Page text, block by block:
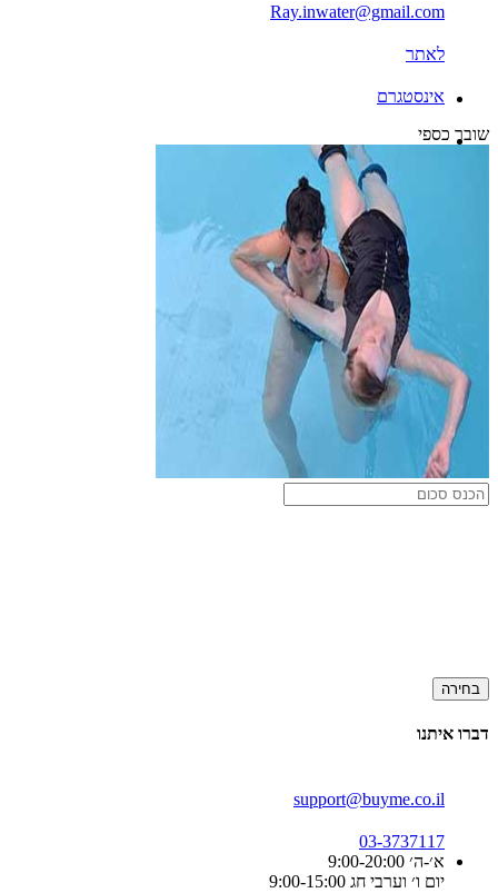
Ray.inwater@gmail.com
לאתר
אינסטגרם
שובר כספי
בחירה
דברו איתנו
support@buyme.co.il
03-3737117
א׳-ה׳ 9:00-20:00
יום ו׳ וערבי חג 9:00-15:00